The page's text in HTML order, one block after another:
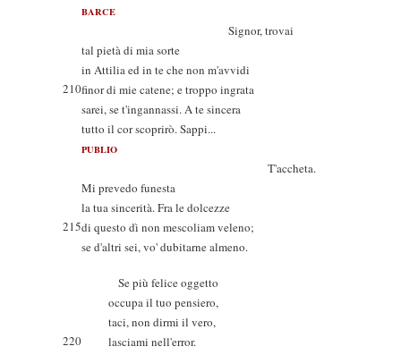
BARCE
Signor, trovai
tal pietà di mia sorte
in Attilia ed in te che non m'avvidi
210finor di mie catene; e troppo ingrata
sarei, se t'ingannassi. A te sincera
tutto il cor scoprirò. Sappi...
PUBLIO
T'accheta.
Mi prevedo funesta
la tua sincerità. Fra le dolcezze
215di questo dì non mescoliam veleno;
se d'altri sei, vo' dubitarne almeno.
Se più felice oggetto
occupa il tuo pensiero,
taci, non dirmi il vero,
220
lasciami nell'error.